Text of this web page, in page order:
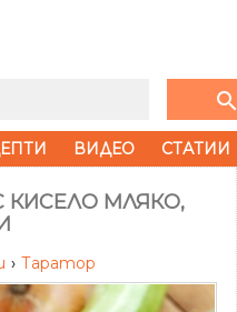
search
ВИДЕО СТАТИИ
КИСЕЛО МЛЯКО,
› Таратор